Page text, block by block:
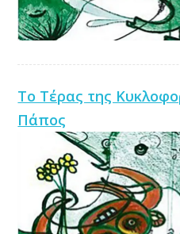
Το Τέρας της
Πάπος